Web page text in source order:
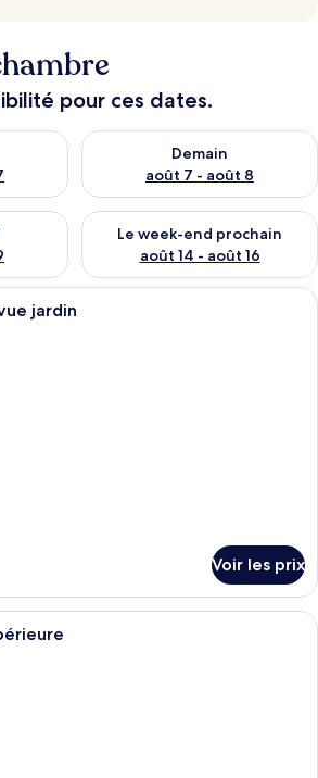
pour ces dates.
ce soir août 6 - août 7
Demain
août 7 - août 8
Vérifier la disponibilité pour
ce week-end août 7 - août 9
Le week-end prochain
août 14 - août 16
Vérifier la disponibilité pour
Une chambre d’hôtel avec un grand
jardin
Voir les prix
Une chambre mansardée